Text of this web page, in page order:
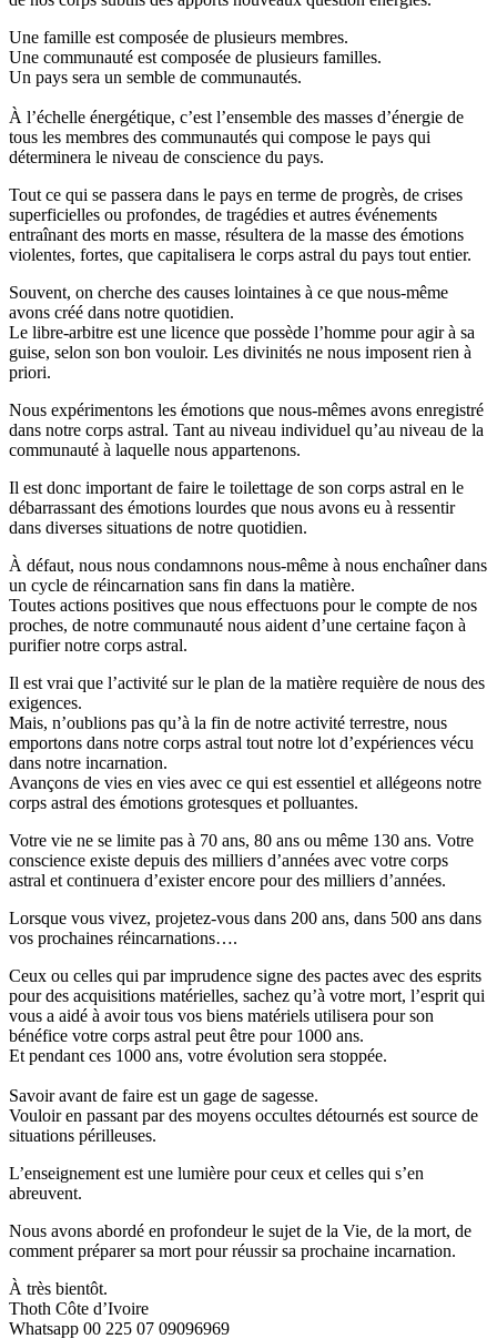
Une famille est composée de plusieurs membres.
Une communauté est composée de plusieurs familles.
Un pays sera un semble de communautés.
À l’échelle énergétique, c’est l’ensemble des masses d’énergie de
tous les membres des communautés qui compose le pays qui
déterminera le niveau de conscience du pays.
Tout ce qui se passera dans le pays en terme de progrès, de crises
superficielles ou profondes, de tragédies et autres événements
entraînant des morts en masse, résultera de la masse des émotions
violentes, fortes, que capitalisera le corps astral du pays tout entier.
Souvent, on cherche des causes lointaines à ce que nous-même
avons créé dans notre quotidien.
Le libre-arbitre est une licence que possède l’homme pour agir à sa
guise, selon son bon vouloir. Les divinités ne nous imposent rien à
priori.
Nous expérimentons les émotions que nous-mêmes avons enregistré
dans notre corps astral. Tant au niveau individuel qu’au niveau de la
communauté à laquelle nous appartenons.
Il est donc important de faire le toilettage de son corps astral en le
débarrassant des émotions lourdes que nous avons eu à ressentir
dans diverses situations de notre quotidien.
À défaut, nous nous condamnons nous-même à nous enchaîner dans
un cycle de réincarnation sans fin dans la matière.
Toutes actions positives que nous effectuons pour le compte de nos
proches, de notre communauté nous aident d’une certaine façon à
purifier notre corps astral.
Il est vrai que l’activité sur le plan de la matière requière de nous des
exigences.
Mais, n’oublions pas qu’à la fin de notre activité terrestre, nous
emportons dans notre corps astral tout notre lot d’expériences vécu
dans notre incarnation.
Avançons de vies en vies avec ce qui est essentiel et allégeons notre
corps astral des émotions grotesques et polluantes.
Votre vie ne se limite pas à 70 ans, 80 ans ou même 130 ans. Votre
conscience existe depuis des milliers d’années avec votre corps
astral et continuera d’exister encore pour des milliers d’années.
Lorsque vous vivez, projetez-vous dans 200 ans, dans 500 ans dans
vos prochaines réincarnations….
Ceux ou celles qui par imprudence signe des pactes avec des esprits
pour des acquisitions matérielles, sachez qu’à votre mort, l’esprit qui
vous a aidé à avoir tous vos biens matériels utilisera pour son
bénéfice votre corps astral peut être pour 1000 ans.
Et pendant ces 1000 ans, votre évolution sera stoppée.
Savoir avant de faire est un gage de sagesse.
Vouloir en passant par des moyens occultes détournés est source de
situations périlleuses.
L’enseignement est une lumière pour ceux et celles qui s’en
abreuvent.
Nous avons abordé en profondeur le sujet de la Vie, de la mort, de
comment préparer sa mort pour réussir sa prochaine incarnation.
À très bientôt.
Thoth Côte d’Ivoire
Whatsapp 00 225 07 09096969